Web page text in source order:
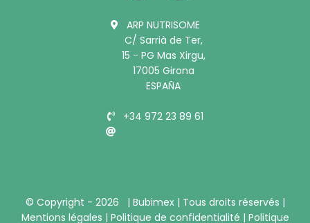
ARP NUTRISOME
C/ Sarrià de Ter,
15 - PG Mas Xirgu,
17005 Girona
ESPAÑA
+34 972 23 89 61
© Copyright - 2026 | Bubimex | Tous droits réservés |
Mentions légales | Politique de confidentialité | Politique